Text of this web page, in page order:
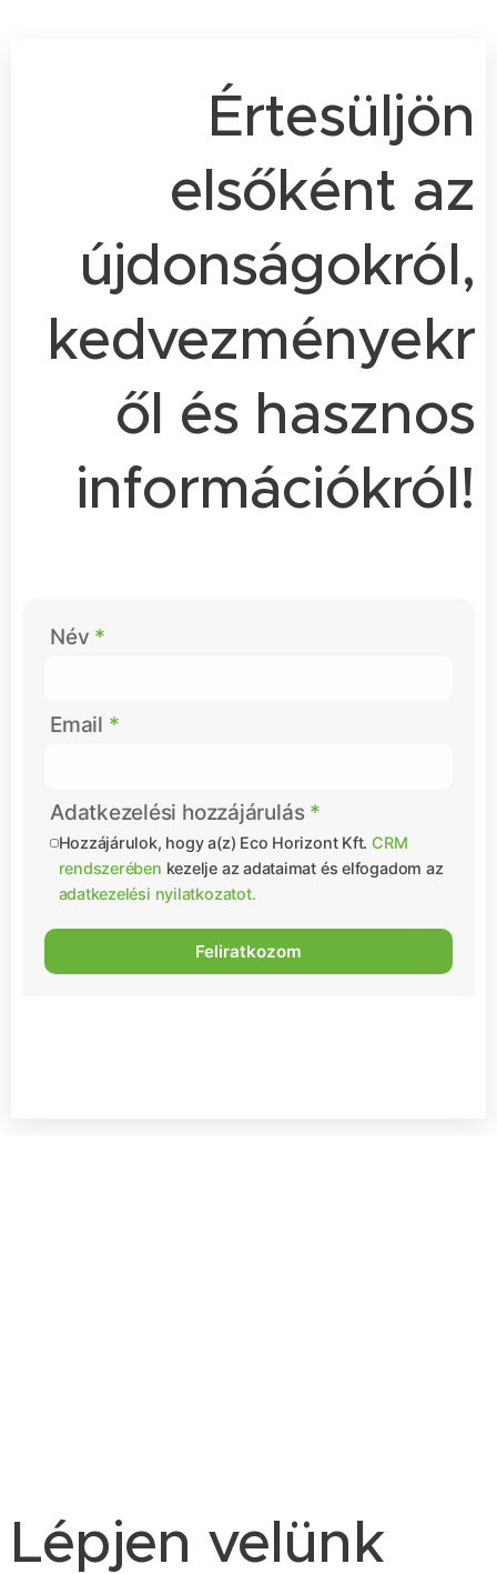
Értesüljön
elsőként az
újdonságokról,
kedvezményekr
ől és hasznos
információkról!
Név
Email
Adatkezelési hozzájárulás
Hozzájárulok, hogy a(z) Eco Horizont Kft. CRM
rendszerében kezelje az adataimat és elfogadom az
adatkezelési nyilatkozatot.
Lépjen velünk